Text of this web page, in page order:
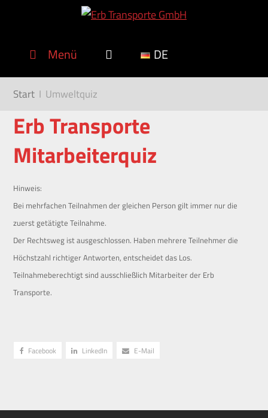
Menü DE
Start I Umweltquiz
Erb Transporte
Mitarbeiterquiz
Hinweis:
Bei mehrfachen Teilnahmen der gleichen Person gilt immer nur die
zuerst getätigte Teilnahme.
Der Rechtsweg ist ausgeschlossen. Haben mehrere Teilnehmer die
Höchstzahl richtiger Antworten, entscheidet das Los.
Teilnahmeberechtigt sind ausschließlich Mitarbeiter der Erb
Transporte.
Facebook LinkedIn E-Mail